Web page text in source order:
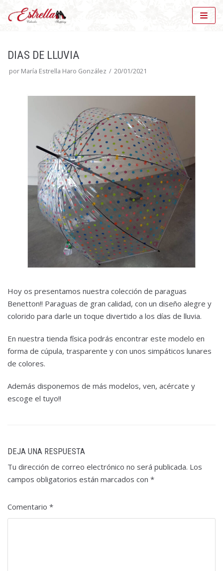
contenido
DIAS DE LLUVIA
por María Estrella Haro González 20/01/2021
Hoy os presentamos nuestra colección de paraguas
Benetton!! Paraguas de gran calidad, con un diseño alegre y
colorido para darle un toque divertido a los días de lluvia.
En nuestra tienda física podrás encontrar este modelo en
forma de cúpula, trasparente y con unos simpáticos lunares
de colores.
Además disponemos de más modelos, ven, acércate y
escoge el tuyo!!
DEJA UNA RESPUESTA
Tu dirección de correo electrónico no será publicada. Los
campos obligatorios están marcados con *
Comentario *